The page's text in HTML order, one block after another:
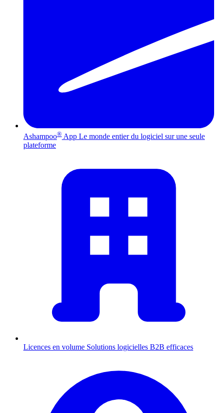
Ashampoo® App Le monde entier du logiciel sur une seule
plateforme
Licences en volume Solutions logicielles B2B efficaces